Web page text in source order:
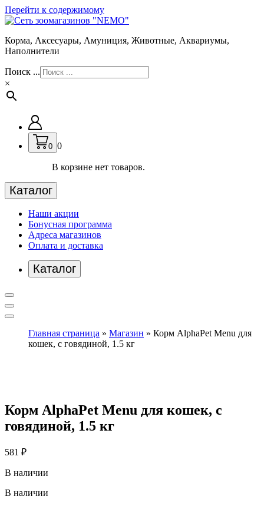
Перейти к содержимому
Корма, Аксесуары, Амуниция, Животные, Аквариумы,
Наполнители
Поиск ...
×
0 0
В корзине нет товаров.
Каталог
Наши акции
Бонусная программа
Адреса магазинов
Оплата и доставка
Каталог
Главная страница » Магазин » Корм AlphaPet Menu для
кошек, c говядиной, 1.5 кг
Корм AlphaPet Menu для кошек, c
говядиной, 1.5 кг
581 ₽
В наличии
В наличии